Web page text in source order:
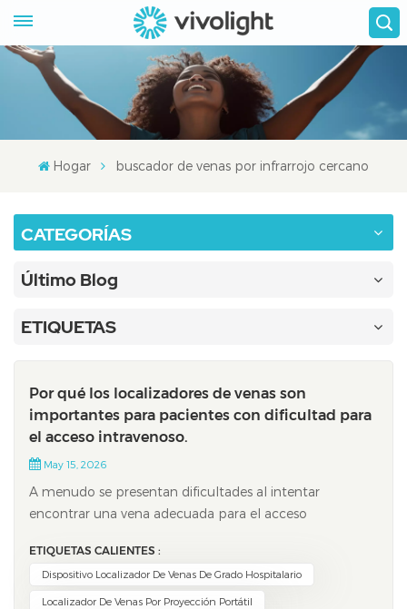
Hogar buscador de venas por infrarrojo cercano
CATEGORÍAS
Último Blog
ETIQUETAS
Por qué los localizadores de venas son
importantes para pacientes con dificultad para
el acceso intravenoso.
May 15, 2026
A menudo se presentan dificultades al intentar
encontrar una vena adecuada para el acceso
difíciles de localizar. Hasta el 30% de los pacientes
experimentan intentos fallidos de acceso intravenoso en
el primer intento, y alrededor del 20% pueden nece...
ETIQUETAS CALIENTES :
Dispositivo Localizador De Venas De Grado Hospitalario
Localizador De Venas Por Proyección Portátil